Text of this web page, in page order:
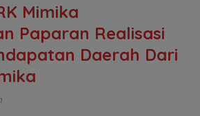
Mimika
Paparan Realisasi
Daerah Dari